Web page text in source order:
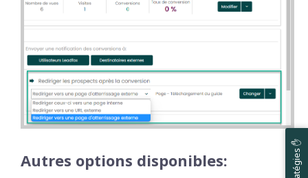
Autres options disponibles: